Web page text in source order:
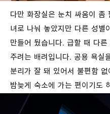
다만 화장실은 눈치 싸움이 좀
녀로 나눠 놓았지만 다른 성별
만들어 뒀습니다. 급할 때 다
주려는 배려입니다. 공용 욕실
분리가 잘 돼 있어서 불편함
밤늦게 숙소에 가는 편이기도